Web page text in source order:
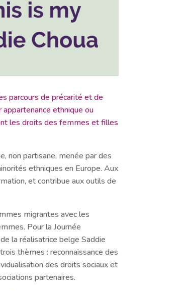
parcours de précarité et de
ethnique ou
les droits des femmes et filles
non partisane, menée par des
ethniques en Europe. Aux
et contribue aux outils de
migrantes avec les
Pour la Journée
la réalisatrice belge Saddie
thèmes : reconnaissance des
des droits sociaux et
partenaires.